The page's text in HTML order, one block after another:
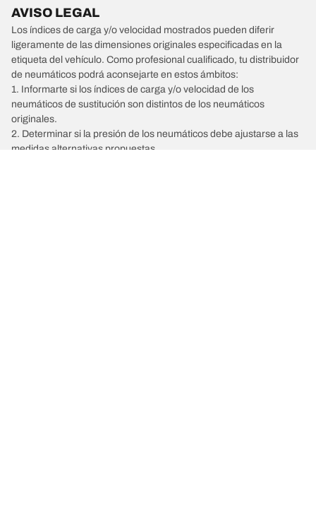
AVISO LEGAL
Los índices de carga y/o velocidad mostrados pueden diferir
ligeramente de las dimensiones originales especificadas en la
etiqueta del vehículo. Como profesional cualificado, tu distribuidor
de neumáticos podrá aconsejarte en estos ámbitos:
1. Informarte si los índices de carga y/o velocidad de los
neumáticos de sustitución son distintos de los neumáticos
originales.
2. Determinar si la presión de los neumáticos debe ajustarse a las
medidas alternativas propuestas.